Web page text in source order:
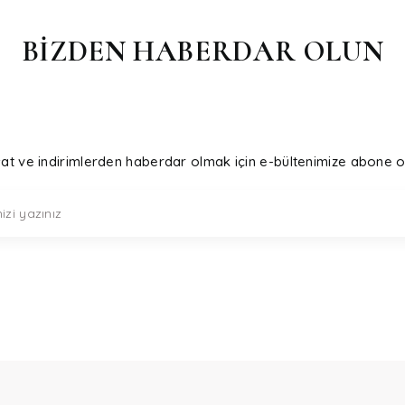
BİZDEN HABERDAR OLUN
ve indirimlerden haberdar olmak için e-bültenimize abone